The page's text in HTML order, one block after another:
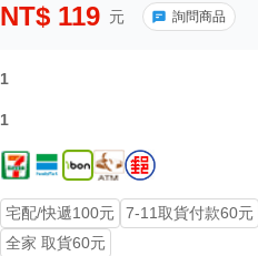
NT$ 119 元 詢問商品
1
1
宅配/快遞100元 7-11取貨付款60元
全家 取貨60元